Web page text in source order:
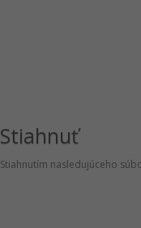
Stiahnuť
Stiahnutím nasledujúceho